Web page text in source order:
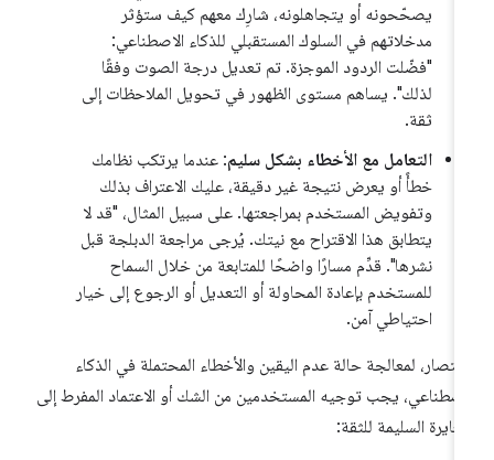
يصحّحونه أو يتجاهلونه، شارِك معهم كيف ستؤثر
مدخلاتهم في السلوك المستقبلي للذكاء الاصطناعي:
"فضّلت الردود الموجزة. تم تعديل درجة الصوت وفقًا
لذلك". يساهم مستوى الظهور في تحويل الملاحظات إلى
التعامل مع الأخطاء بشكل سليم: عندما يرتكب نظامك
خطأً أو يعرض نتيجة غير دقيقة، عليك الاعتراف بذلك
وتفويض المستخدم بمراجعتها. على سبيل المثال، "قد لا
يتطابق هذا الاقتراح مع نيتك. يُرجى مراجعة الدبلجة قبل
نشرها". قدِّم مسارًا واضحًا للمتابعة من خلال السماح
للمستخدم بإعادة المحاولة أو التعديل أو الرجوع إلى خيار
احتياطي آمن.
لمعالجة حالة عدم اليقين والأخطاء المحتملة في الذكاء
يجب توجيه المستخدمين من الشك أو الاعتماد المفرط إلى
السليمة للثقة: